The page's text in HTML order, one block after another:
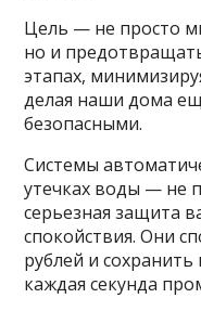
Цель — не просто
но и
этапах,
делая наши дома
безопасными.
Системы
утечках воды — не
серьезная защита
спокойствия. Они
рублей и
каждая секунда